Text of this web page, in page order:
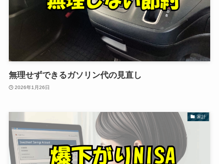
無理せずできるガソリン代の見直し
2026年1月26日
家計